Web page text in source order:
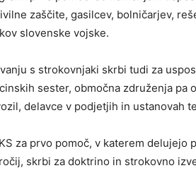
zaščite, gasilcev, bolničarjev,
slovenske vojske.
s strokovnjaki skrbi tudi za
sester, območna združenja pa
delavce v podjetjih in ustanovah
za prvo pomoč, v katerem delujejo
skrbi za doktrino in strokovno